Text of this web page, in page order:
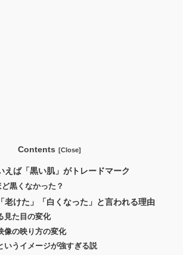
Contents
えば「黒い肌」がトレードマーク
黒くなかった？
老けた」「白くなった」と言われる理由
見た目の変化
の映り方の変化
うイメージが強すぎる説